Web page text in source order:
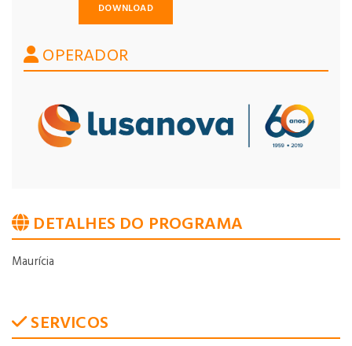
DOWNLOAD
OPERADOR
DETALHES DO PROGRAMA
Maurícia
SERVICOS